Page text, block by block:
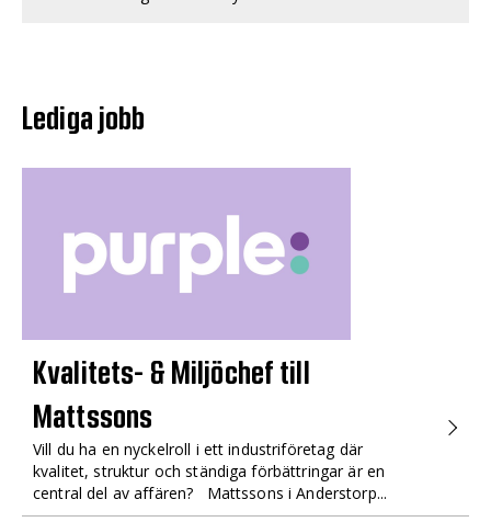
Lediga jobb
Kvalitets- & Miljöchef till
Mattssons
Vill du ha en nyckelroll i ett industriföretag där
kvalitet, struktur och ständiga förbättringar är en
central del av affären? Mattssons i Anderstorp...